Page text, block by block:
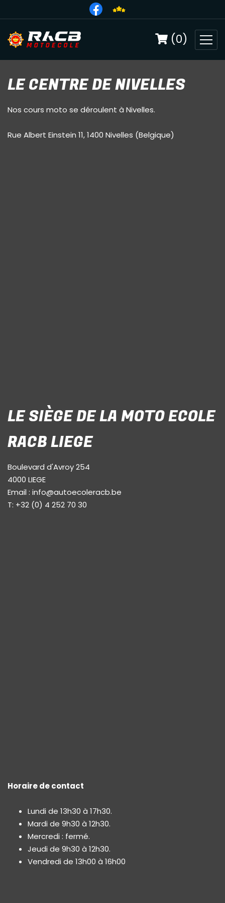
(0)
LE CENTRE DE NIVELLES
Nos cours moto se déroulent à Nivelles.
Rue Albert Einstein 11, 1400 Nivelles (Belgique)
LE SIÈGE DE LA MOTO ECOLE
RACB LIEGE
Boulevard d'Avroy 254
4000 LIEGE
Email : info@autoecoleracb.be
T: +32 (0) 4 252 70 30
Horaire de contact
Lundi de 13h30 à 17h30.
Mardi de 9h30 à 12h30.
Mercredi : fermé.
Jeudi de 9h30 à 12h30.
Vendredi de 13h00 à 16h00